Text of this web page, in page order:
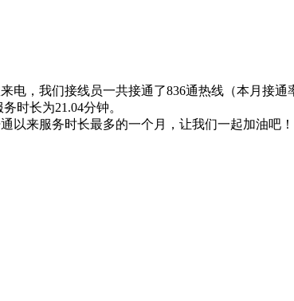
电，我们接线员一共接通了836通热线（本月接
时长为21.04分钟。
以来服务时长最多的一个月，让我们一起加油吧！